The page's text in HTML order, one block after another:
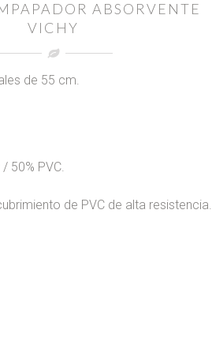
ABSORVENTE
VICHY
de 55 cm.
50% PVC.
de PVC de alta resistencia.